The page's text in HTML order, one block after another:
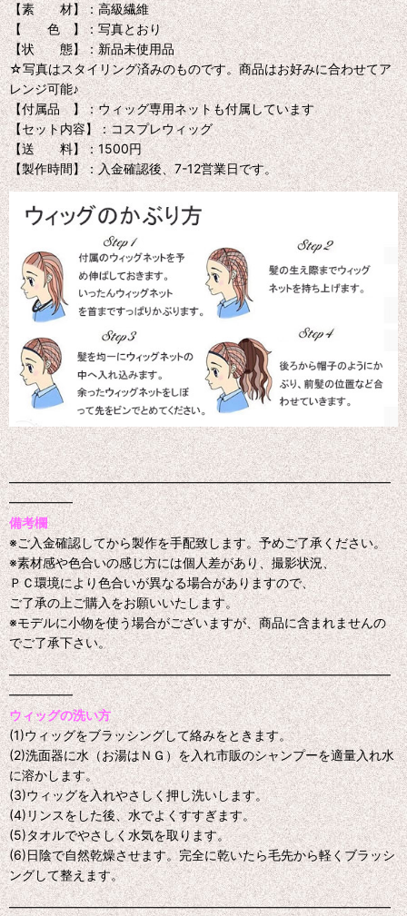
【素 材】：高級繊維
【 色 】：写真とおり
【状 態】：新品未使用品
☆写真はスタイリング済みのものです。商品はお好みに合わせてア
レンジ可能♪
【付属品 】：ウィッグ専用ネットも付属しています
【セット内容】：コスプレウィッグ
【送 料】：1500円
【製作時間】：入金確認後、7-12営業日です。
━━━━━━━━━━━━━━━━━━━━━━━━━━━━━━
━━━━━
備考欄
※ご入金確認してから製作を手配致します。予めご了承ください。
※素材感や色合いの感じ方には個人差があり、撮影状況、
ＰＣ環境により色合いが異なる場合がありますので、
ご了承の上ご購入をお願いいたします。
※モデルに小物を使う場合がございますが、商品に含まれませんの
でご了承下さい。
━━━━━━━━━━━━━━━━━━━━━━━━━━━━━━
━━━━━
ウィッグの洗い方
(1)ウィッグをブラッシングして絡みをときます。
(2)洗面器に水（お湯はＮＧ）を入れ市販のシャンプーを適量入れ水
に溶かします。
(3)ウィッグを入れやさしく押し洗いします。
(4)リンスをした後、水でよくすすぎます。
(5)タオルでやさしく水気を取ります。
(6)日陰で自然乾燥させます。完全に乾いたら毛先から軽くブラッシ
ングして整えます。
━━━━━━━━━━━━━━━━━━━━━━━━━━━━━━